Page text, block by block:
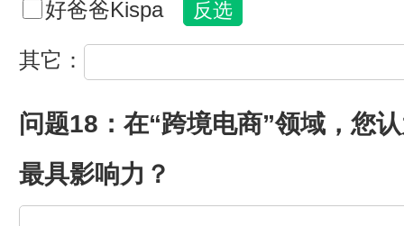
好爸爸Kispa
其它：
问题18：在“跨境电商”领域，您
最具影响力？